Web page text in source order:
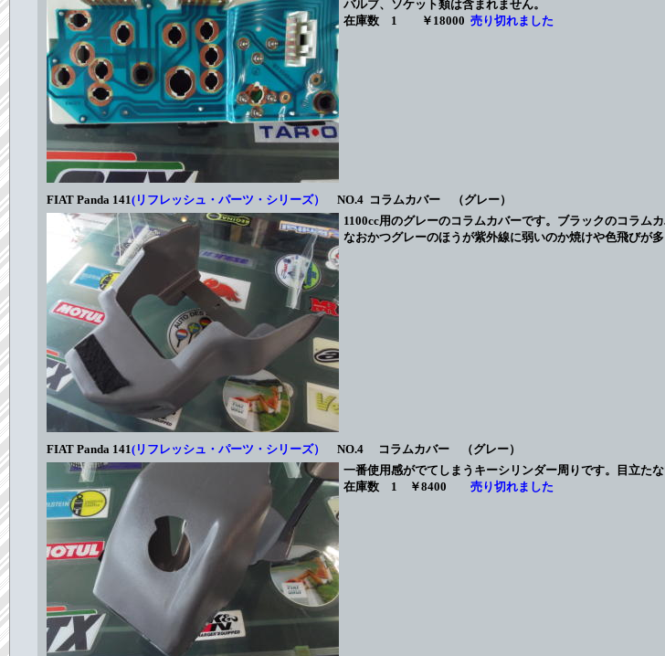
バルブ、ソケット類は含まれません。
在庫数 1 ￥18000 売り切れました
FIAT Panda 141(リフレッシュ・パーツ・シリーズ）
NO.4 コラムカバー （グレー）
1100cc用のグレーのコラムカバーです。ブラックのコラム
なおかつグレーのほうが紫外線に弱いのか焼けや色飛びが多
FIAT Panda 141(リフレッシュ・パーツ・シリーズ）
NO.4 コラムカバー （グレー）
一番使用感がでてしまうキーシリンダー周りです。目立たな
在庫数 1 ￥8400 売り切れました